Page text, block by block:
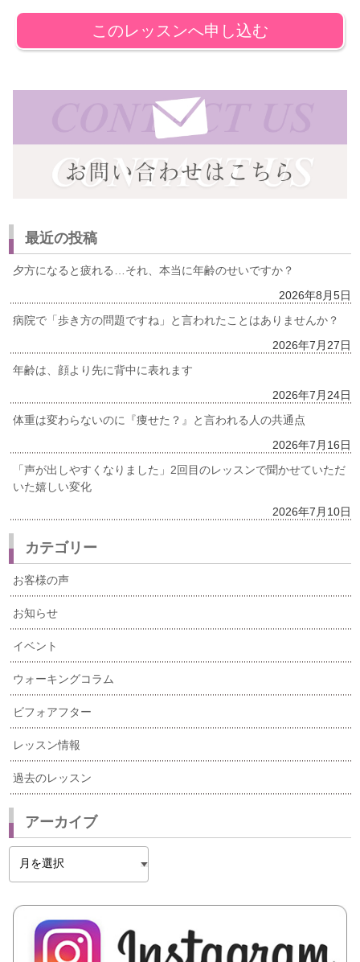
このレッスンへ申し込む
最近の投稿
夕方になると疲れる…それ、本当に年齢のせいですか？
2026年8月5日
病院で「歩き方の問題ですね」と言われたことはありませんか？
2026年7月27日
年齢は、顔より先に背中に表れます
2026年7月24日
体重は変わらないのに『痩せた？』と言われる人の共通点
2026年7月16日
「声が出しやすくなりました」2回目のレッスンで聞かせていただ
いた嬉しい変化
2026年7月10日
カテゴリー
お客様の声
お知らせ
イベント
ウォーキングコラム
ビフォアフター
レッスン情報
過去のレッスン
アーカイブ
イ